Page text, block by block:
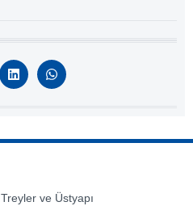
Treyler ve Üstyapı